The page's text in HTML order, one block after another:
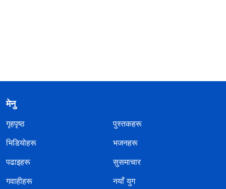
मेनु
गृहपृष्ठ
पुस्तकहरू
भिडियोहरू
भजनहरू
पढाइहरू
सुसमाचार
गवाहीहरू
नयाँ युग